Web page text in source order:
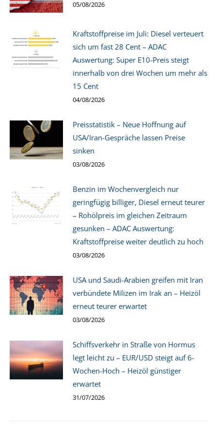
05/08/2026
Kraftstoffpreise im Juli: Diesel verteuert
sich um fast 28 Cent – ADAC
Auswertung: Super E10-Preis steigt
innerhalb von drei Wochen um mehr als
15 Cent
04/08/2026
Preisstatistik – Neue Hoffnung auf
USA/Iran-Gespräche lassen Preise
sinken
03/08/2026
Benzin im Wochenvergleich nur
geringfügig billiger, Diesel erneut teurer
– Rohölpreis im gleichen Zeitraum
gesunken – ADAC Auswertung:
Kraftstoffpreise weiter deutlich zu hoch
03/08/2026
USA und Saudi-Arabien greifen mit Iran
verbündete Milizen im Irak an – Heizöl
erneut teurer erwartet
03/08/2026
Schiffsverkehr in Straße von Hormus
legt leicht zu – EUR/USD steigt auf 6-
Wochen-Hoch – Heizöl günstiger
erwartet
31/07/2026